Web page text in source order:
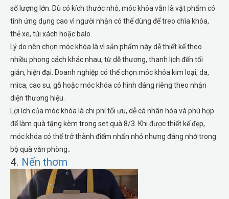
số lượng lớn. Dù có kích thước nhỏ, móc khóa vẫn là vật phẩm có
tính ứng dụng cao vì người nhận có thể dùng để treo chìa khóa,
thẻ xe, túi xách hoặc balo.
Lý do nên chọn móc khóa là vì sản phẩm này dễ thiết kế theo
nhiều phong cách khác nhau, từ dễ thương, thanh lịch đến tối
giản, hiện đại. Doanh nghiệp có thể chọn móc khóa kim loại, da,
mica, cao su, gỗ hoặc móc khóa có hình dáng riêng theo nhận
diện thương hiệu.
Lợi ích của móc khóa là chi phí tối ưu, dễ cá nhân hóa và phù hợp
để làm quà tặng kèm trong set quà 8/3. Khi được thiết kế đẹp,
móc khóa có thể trở thành điểm nhấn nhỏ nhưng đáng nhớ trong
bộ quà văn phòng..
4. Nến thơm